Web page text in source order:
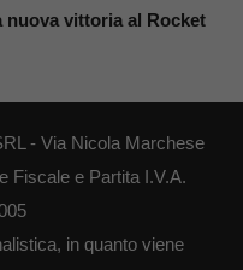
nuova vittoria al Rocket
- Via Nicola Marchese
Fiscale e Partita I.V.A.
in quanto viene